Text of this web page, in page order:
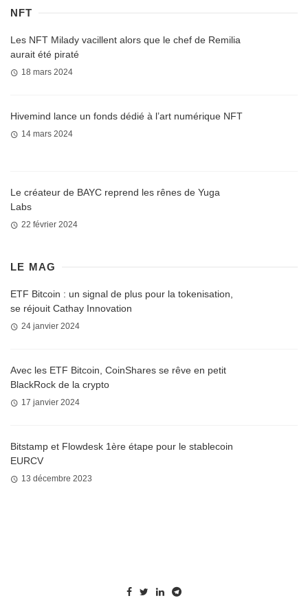
NFT
Les NFT Milady vacillent alors que le chef de Remilia
aurait été piraté
18 mars 2024
Hivemind lance un fonds dédié à l’art numérique NFT
14 mars 2024
Le créateur de BAYC reprend les rênes de Yuga
Labs
22 février 2024
LE MAG
ETF Bitcoin : un signal de plus pour la tokenisation,
se réjouit Cathay Innovation
24 janvier 2024
Avec les ETF Bitcoin, CoinShares se rêve en petit
BlackRock de la crypto
17 janvier 2024
Bitstamp et Flowdesk 1ère étape pour le stablecoin
EURCV
13 décembre 2023